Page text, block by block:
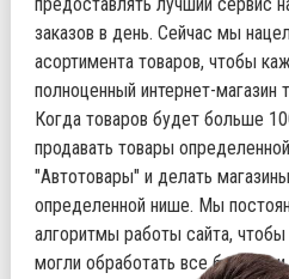
заказов в день. Сейчас мы
асортимента товаров, чтобы
полноценный интернет-магазин
Когда товаров будет больше
продавать товары
"Автотовары" и делать
определенной нише. Мы
алгоритмы работы сайта,
могли обработать все больше